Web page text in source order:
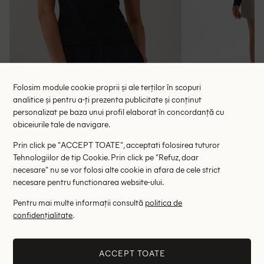
64.00 lei 127.00 lei
RRP: 399.00 lei
Folosim module cookie proprii și ale terților în scopuri
analitice și pentru a-ți prezenta publicitate și conținut
personalizat pe baza unui profil elaborat în concordanță cu
obiceiurile tale de navigare.
Prin click pe "ACCEPT TOATE", acceptati folosirea tuturor
Tehnologiilor de tip Cookie. Prin click pe "Refuz, doar
necesare" nu se vor folosi alte cookie in afara de cele strict
necesare pentru functionarea website-ului.
Pentru mai multe informații consultă politica de
confidențialitate.
ACCEPT TOATE